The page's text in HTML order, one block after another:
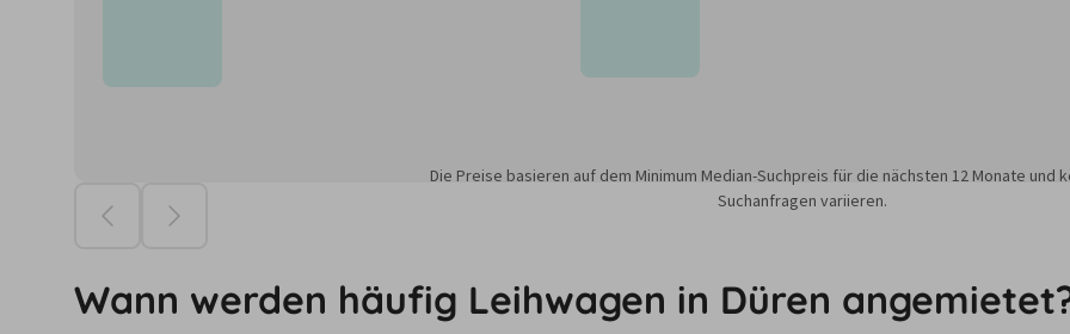
Die Preise basieren auf dem Minimum Median-Suchpreis für die nächsten 12 Monate und
Suchanfragen variieren.
Wann werden häufig Leihwagen in Düren